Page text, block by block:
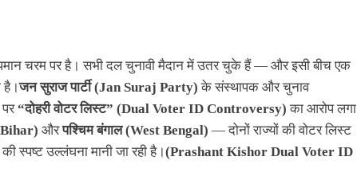
चरम पर है। सभी दल चुनावी मैदान में उतर चुके हैं — और इसी बीच एक
है।जन सुराज पार्टी (Jan Suraj Party) के संस्थापक और चुनाव
पर“दोहरी वोटर लिस्ट” (Dual Voter ID Controversy) का आरोप लगा
औरपश्चिम बंगाल (West Bengal) — दोनों राज्यों की वोटर लिस्ट
की स्पष्ट उल्लंघना मानी जा रही है।(Prashant Kishor Dual Voter ID